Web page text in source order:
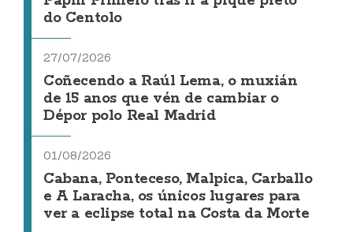
do Centolo
27/07/2026
Coñecendo a Raúl Lema, o muxián
de 15 anos que vén de cambiar o
Dépor polo Real Madrid
01/08/2026
Cabana, Ponteceso, Malpica, Carballo
e A Laracha, os únicos lugares para
ver a eclipse total na Costa da Morte